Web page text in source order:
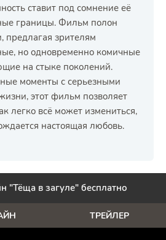
ставит под сомнение её
границы. Фильм полон
предлагая зрителям
но одновременно комичные
на стыке поколений.
моменты с серьезными
этот фильм позволяет
легко всё может измениться,
настоящая любовь.
"Тёща в загуле" бесплатно
ТРЕЙЛЕР